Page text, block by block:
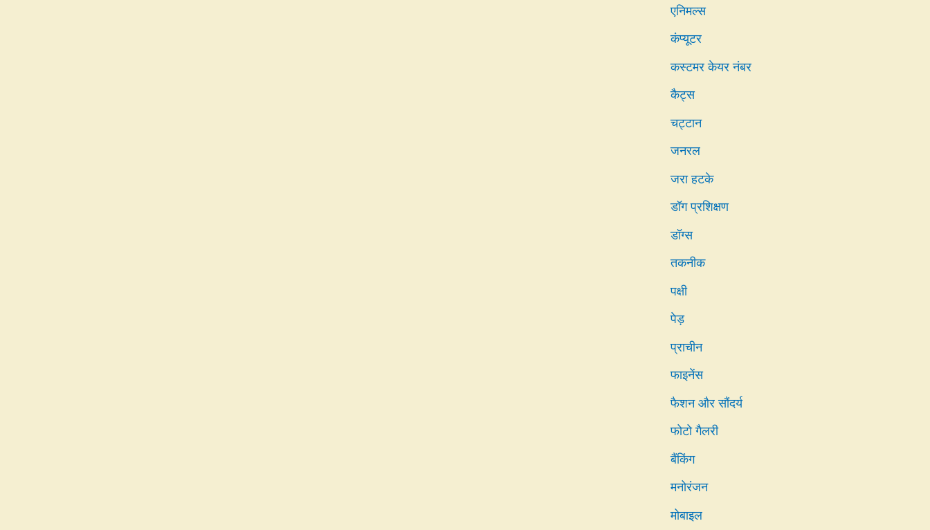
एनिमल्स
कंप्यूटर
कस्टमर केयर नंबर
कैट्स
चट्टान
जनरल
जरा हटके
डॉग प्रशिक्षण
डॉग्स
तकनीक
पक्षी
पेड़
प्राचीन
फाइनेंस
फैशन और सौंदर्य
फोटो गैलरी
बैंकिंग
मनोरंजन
मोबाइल